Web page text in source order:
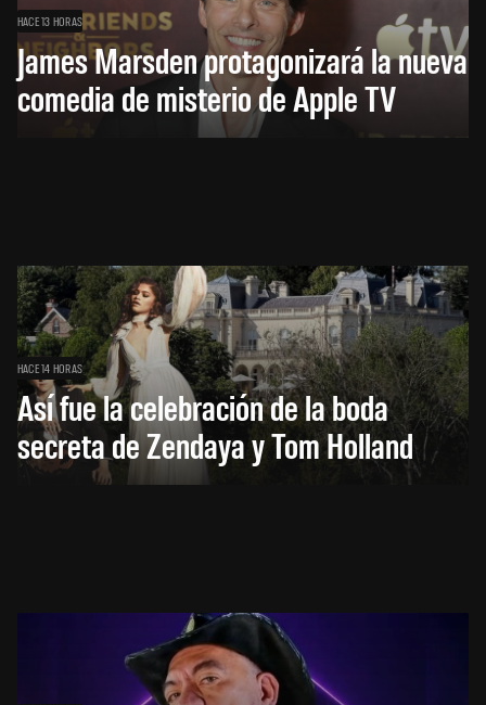
HACE 13 HORAS
James Marsden protagonizará la nueva
comedia de misterio de Apple TV
HACE 14 HORAS
Así fue la celebración de la boda
secreta de Zendaya y Tom Holland